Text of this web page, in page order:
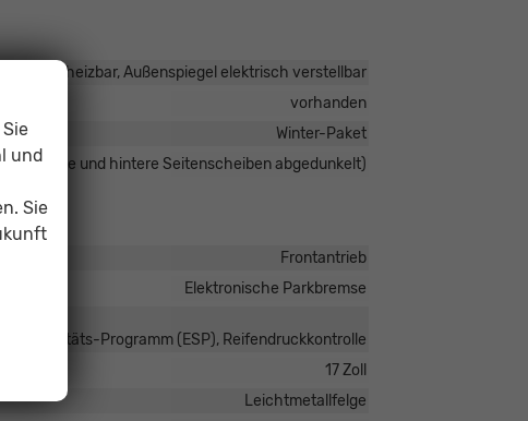
beheizbar, Außenspiegel elektrisch verstellbar
vorhanden
Winter-Paket
und hintere Seitenscheiben abgedunkelt)
Frontantrieb
Elektronische Parkbremse
Stabilitäts-Programm (ESP), Reifendruckkontrolle
17 Zoll
Leichtmetallfelge
und
Sie